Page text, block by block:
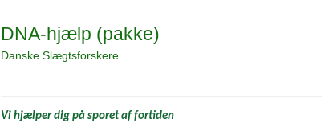
DNA-hjælp (pakke)
Danske Slægtsforskere
Vi hjælper dig på sporet af fortiden